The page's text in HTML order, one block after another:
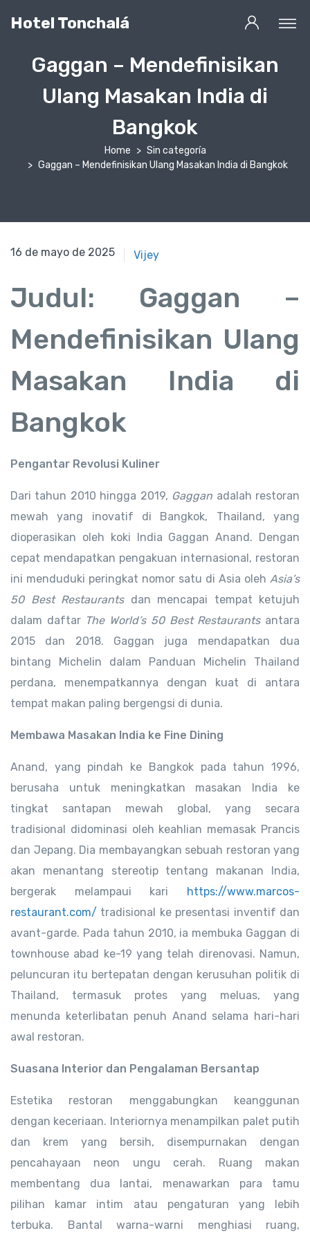
Hotel Tonchalá
Gaggan – Mendefinisikan
Ulang Masakan India di
Bangkok
Home
Sin categoría
Gaggan – Mendefinisikan Ulang Masakan India di Bangkok
16 de mayo de 2025
16 de mayo de 2025 Vijey
Judul: Gaggan –
Mendefinisikan Ulang
Masakan India di
Bangkok
Pengantar Revolusi Kuliner
Dari tahun 2010 hingga 2019, Gaggan adalah restoran
mewah yang inovatif di Bangkok, Thailand, yang
dioperasikan oleh koki India Gaggan Anand. Dengan
cepat mendapatkan pengakuan internasional, restoran
ini menduduki peringkat nomor satu di Asia oleh Asia’s
50 Best Restaurantsdan mencapai tempat ketujuh
dalam daftar The World’s 50 Best Restaurantsantara
2015 dan 2018. Gaggan juga mendapatkan dua
bintang Michelin dalam Panduan Michelin Thailand
perdana, menempatkannya dengan kuat di antara
tempat makan paling bergengsi di dunia.
Membawa Masakan India ke Fine Dining
Anand, yang pindah ke Bangkok pada tahun 1996,
berusaha untuk meningkatkan masakan India ke
tingkat santapan mewah global, yang secara
tradisional didominasi oleh keahlian memasak Prancis
dan Jepang. Dia membayangkan sebuah restoran yang
akan menantang stereotip tentang makanan India,
bergerak melampaui kari https://www.marcos-
restaurant.com/ tradisional ke presentasi inventif dan
avant-garde. Pada tahun 2010, ia membuka Gaggan di
townhouse abad ke-19 yang telah direnovasi. Namun,
peluncuran itu bertepatan dengan kerusuhan politik di
Thailand, termasuk protes yang meluas, yang
menunda keterlibatan penuh Anand selama hari-hari
awal restoran.
Suasana Interior dan Pengalaman Bersantap
Estetika restoran menggabungkan keanggunan
dengan keceriaan. Interiornya menampilkan palet putih
dan krem yang bersih, disempurnakan dengan
pencahayaan neon ungu cerah. Ruang makan
membentang dua lantai, menawarkan para tamu
pilihan kamar intim atau pengaturan yang lebih
terbuka. Bantal warna-warni menghiasi ruang,